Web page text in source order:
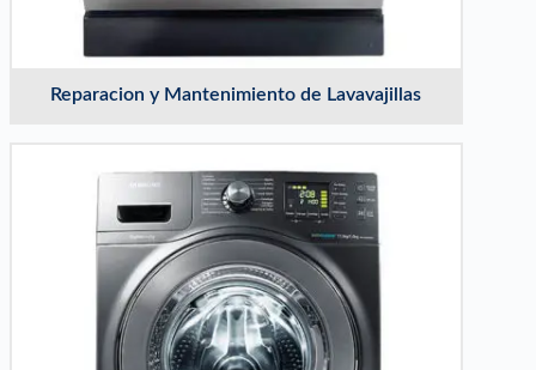
Reparacion y Mantenimiento de Lavavajillas